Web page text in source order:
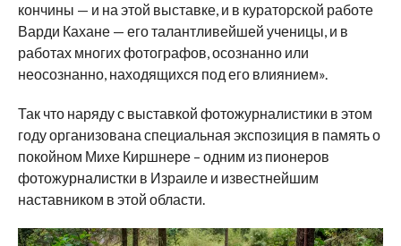
кончины — и на этой выставке, и в кураторской работе
Варди Кахане — его талантливейшей ученицы, и в
работах многих фотографов, осознанно или
неосознанно, находящихся под его влиянием».
Так что наряду с выставкой фотожурналистики в этом
году организована специальная экспозиция в память о
покойном Михе Киршнере – одним из пионеров
фотожурналистки в Израиле и известнейшим
наставником в этой области.